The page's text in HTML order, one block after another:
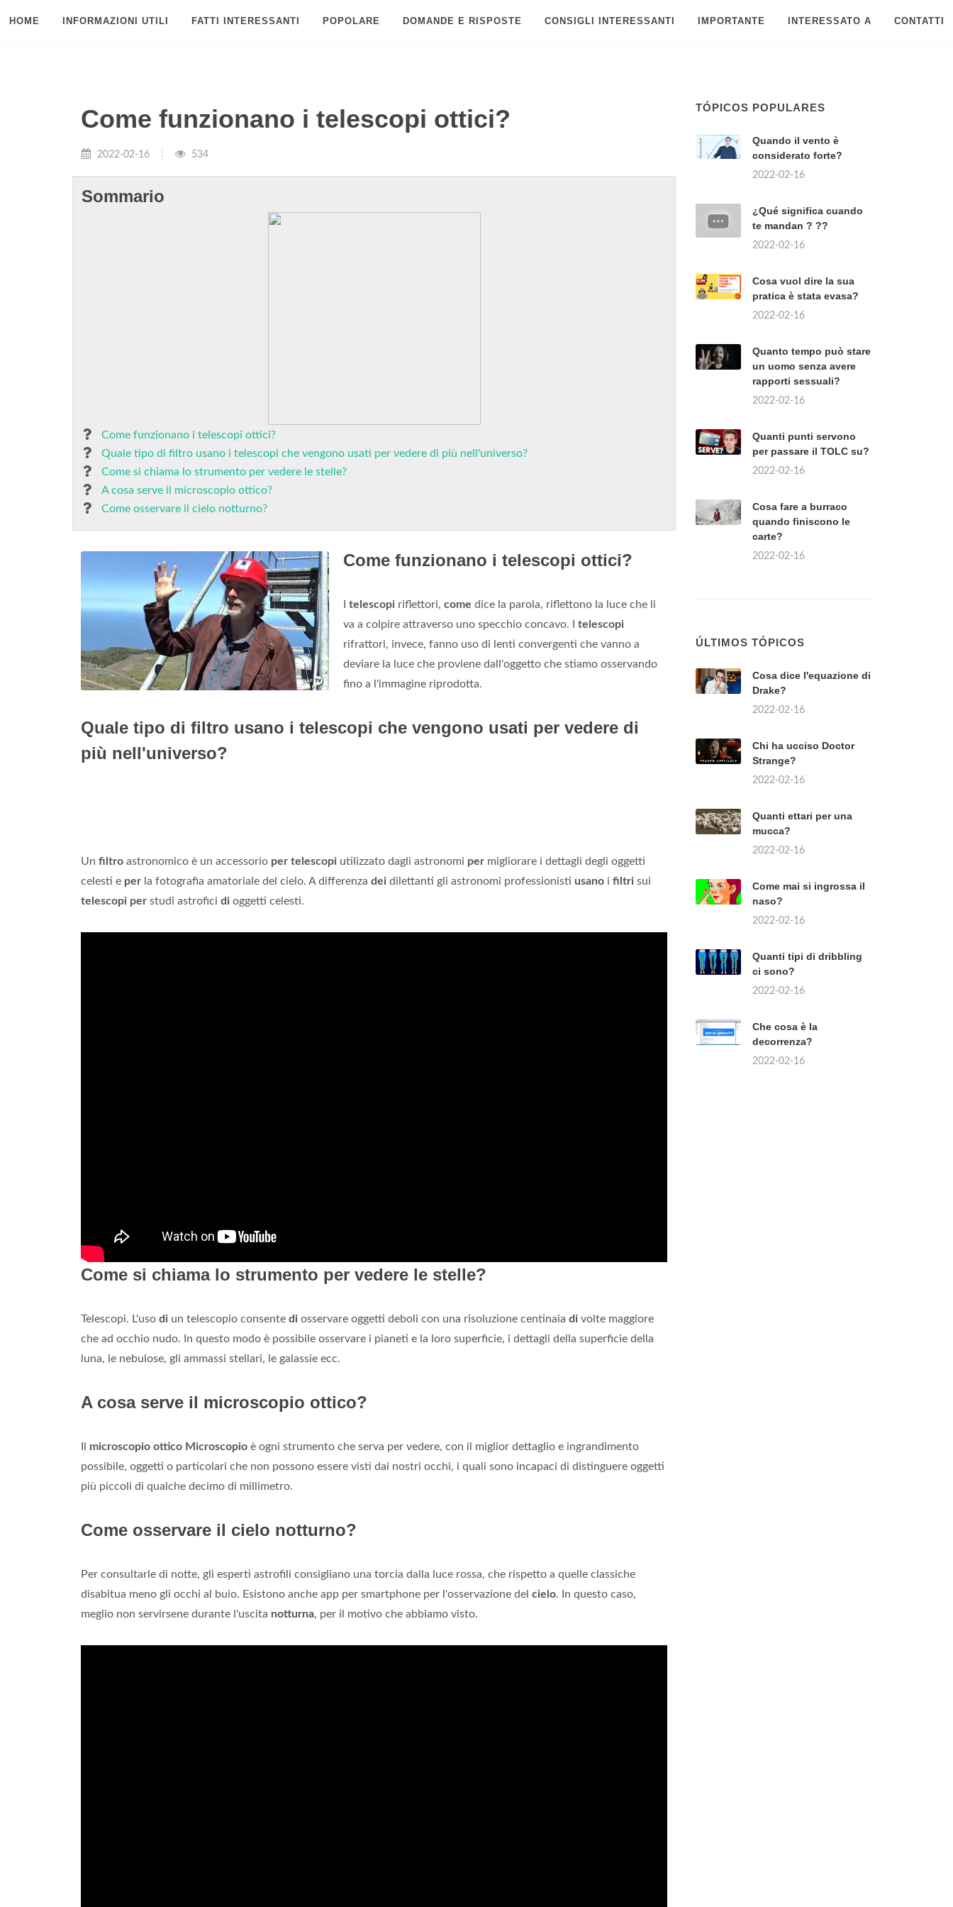
HOME INFORMAZIONI UTILI FATTI INTERESSANTI POPOLARE DOMANDE E RISPOSTE CONSIGLI INTERESSANTI IMPORTANTE INTERESSATO A CONTATTI
Come funzionano i telescopi ottici?
2022-02-16 534
Sommario
Come funzionano i telescopi ottici?
Quale tipo di filtro usano i telescopi che vengono usati per vedere di più nell'universo?
Come si chiama lo strumento per vedere le stelle?
A cosa serve il microscopio ottico?
Come osservare il cielo notturno?
Come funzionano i telescopi ottici?
telescopi riflettori, come dice la parola, riflettono la luce che li
va a colpire attraverso uno specchio concavo. I telescopi
rifrattori, invece, fanno uso di lenti convergenti che vanno a
deviare la luce che proviene dall'oggetto che stiamo osservando
fino a l'immagine riprodotta.
Quale tipo di filtro usano i telescopi che vengono usati per vedere di
più nell'universo?
Un filtro astronomico è un accessorio per telescopi utilizzato dagli astronomi per migliorare i dettagli degli oggetti
celesti e per la fotografia amatoriale del cielo. A differenza dei dilettanti gli astronomi professionisti usano i filtri sui
telescopi per studi astrofici di oggetti celesti.
Come si chiama lo strumento per vedere le stelle?
Telescopi. L'uso di un telescopio consente di osservare oggetti deboli con una risoluzione centinaia di volte maggiore
che ad occhio nudo. In questo modo è possibile osservare i pianeti e la loro superficie, i dettagli della superficie della
luna, le nebulose, gli ammassi stellari, le galassie ecc.
A cosa serve il microscopio ottico?
microscopio ottico Microscopio è ogni strumento che serva per vedere, con il miglior dettaglio e ingrandimento
possibile, oggetti o particolari che non possono essere visti dai nostri occhi, i quali sono incapaci di distinguere oggetti
più piccoli di qualche decimo di millimetro.
Come osservare il cielo notturno?
Per consultarle di notte, gli esperti astrofili consigliano una torcia dalla luce rossa, che rispetto a quelle classiche
disabitua meno gli occhi al buio. Esistono anche app per smartphone per l'osservazione del cielo. In questo caso,
meglio non servirsene durante l'uscita notturna, per il motivo che abbiamo visto.
TÓPICOS POPULARES
Quando il vento è
considerato forte?
2022-02-16
¿Qué significa cuando
te mandan ? ??
2022-02-16
Cosa vuol dire la sua
pratica è stata evasa?
2022-02-16
Quanto tempo può stare
un uomo senza avere
rapporti sessuali?
2022-02-16
Quanti punti servono
per passare il TOLC su?
2022-02-16
Cosa fare a burraco
quando finiscono le
carte?
2022-02-16
ÚLTIMOS TÓPICOS
Cosa dice l'equazione di
Drake?
2022-02-16
Chi ha ucciso Doctor
Strange?
2022-02-16
Quanti ettari per una
mucca?
2022-02-16
Come mai si ingrossa il
naso?
2022-02-16
Quanti tipi di dribbling
ci sono?
2022-02-16
Che cosa è la
decorrenza?
2022-02-16